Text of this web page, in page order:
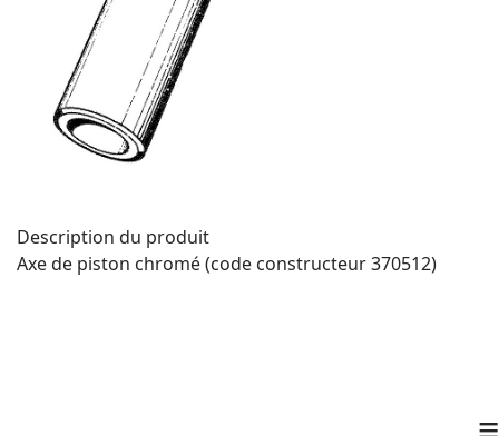
Description du produit
Axe de piston chromé (code constructeur 370512)